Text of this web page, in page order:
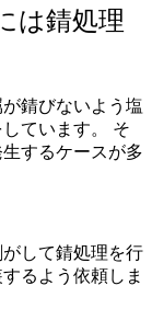
は錆処理
錆びないよう塩
ています。 そ
するケースが多
して錆処理を行
るよう依頼しま